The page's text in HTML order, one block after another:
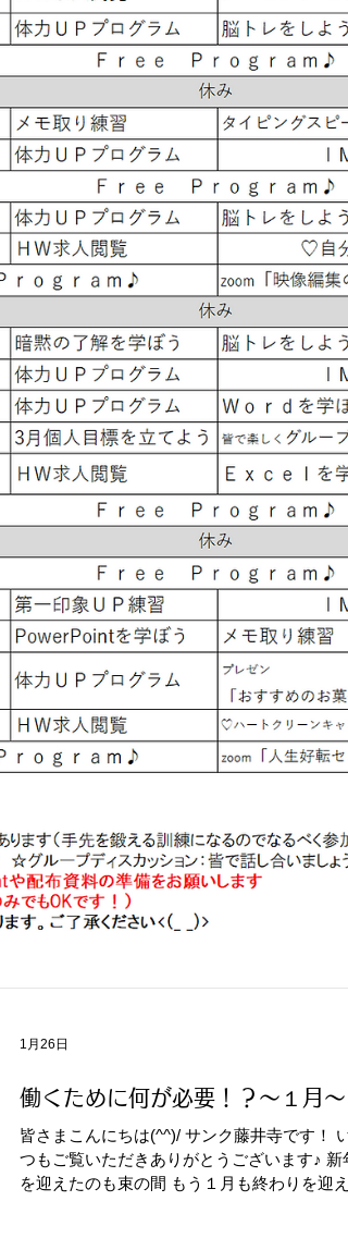
噌を溶かして出来上がり♪ もやしや豆腐でか
増ししたおかげで ボリュームのあるお味噌汁
仕上がりました！ 栄養もたっぷりで、あとは
やお肉を焼けば十分です(*^^*) さつまいもの甘
味が味噌の塩味と合わさり とっても美味しか
たです！ 「自立したいけど、なにを学べばい
んだろう」 「金銭管理や料理を学びたい」 な
どなど、就職以外のお悩みも サンクでいっし
に学んでいきましょう♡ サンク藤井寺では、
体力アップのプログラムやアンガーマネジメ
ト ビジ